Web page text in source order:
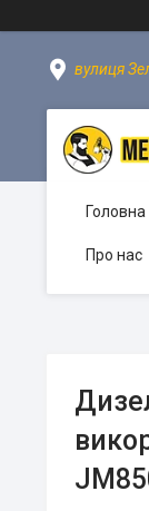
вулиця
Головна
Про нас